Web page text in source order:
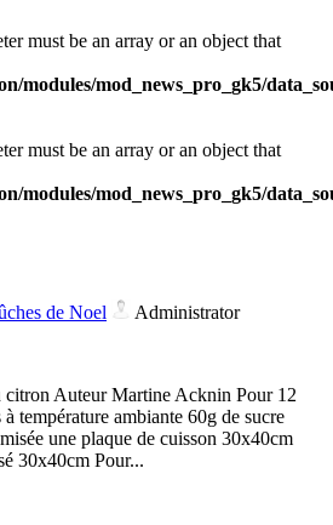
must be an array or an object that
modules/mod_news_pro_gk5/
must be an array or an object that
modules/mod_news_pro_gk5/
de Noel Administrator
citron Auteur Martine Acknin Pour 12
température ambiante 60g de sucre
une plaque de cuisson 30x40cm
30x40cm Pour...